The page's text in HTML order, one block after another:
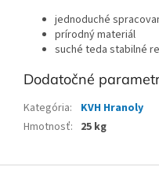
jednoduché
prírodný materiál
suché teda stabilné
Dodatočné
Kategória:
KVH Hranoly
Hmotnosť: 25 kg
Z